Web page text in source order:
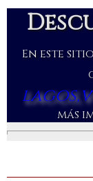
En este
más